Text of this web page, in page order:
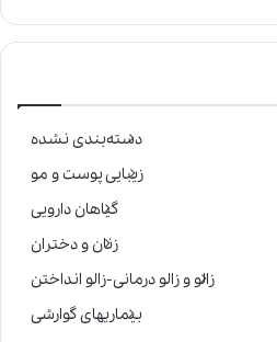
دسته‌بندی نشده
زیبایی پوست و مو
گیاهان دارویی
زنان و دختران
زالو و زالو درمانی-زالو انداختن
بیماریهای گوارشی